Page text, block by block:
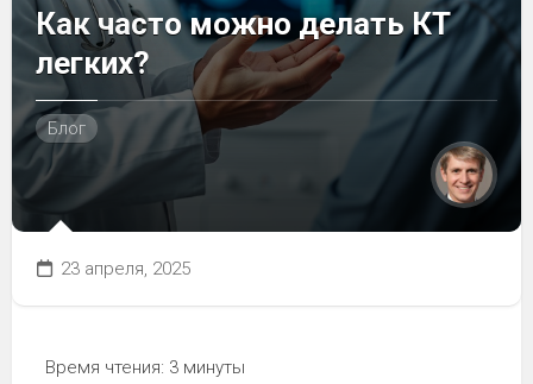
Как часто можно делать КТ
легких?
Блог
23 апреля, 2025
Время чтения: 3 минуты